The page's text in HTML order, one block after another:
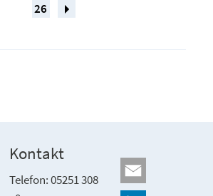
26
Kontakt
Telefon: 05251 308